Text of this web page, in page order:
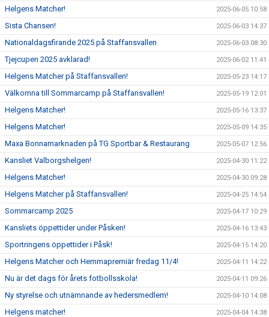
Helgens Matcher! 2025-06-05 10:58
Sista Chansen! 2025-06-03 14:37
Nationaldagsfirande 2025 på Staffansvallen 2025-06-03 08:30
Tjejcupen 2025 avklarad! 2025-06-02 11:41
Helgens Matcher på Staffansvallen! 2025-05-23 14:17
Välkomna till Sommarcamp på Staffansvallen! 2025-05-19 12:01
Helgens Matcher! 2025-05-16 13:37
Helgens Matcher! 2025-05-09 14:35
Maxa Bonnamarknaden på TG Sportbar & Restaurang 2025-05-07 12:56
Kansliet Valborgshelgen! 2025-04-30 11:22
Helgens Matcher! 2025-04-30 09:28
Helgens Matcher på Staffansvallen! 2025-04-25 14:54
Sommarcamp 2025 2025-04-17 10:29
Kansliets öppettider under Påsken! 2025-04-16 13:43
Sportringens öppettider i Påsk! 2025-04-15 14:20
Helgens Matcher och Hemmapremiär fredag 11/4! 2025-04-11 14:22
Nu är det dags för årets fotbollsskola! 2025-04-11 09:26
Ny styrelse och utnämnande av hedersmedlem! 2025-04-10 14:08
Helgens matcher! 2025-04-04 14:38